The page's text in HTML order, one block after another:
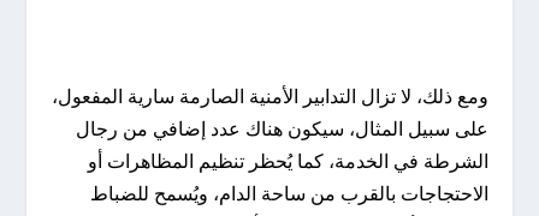
ومع ذلك، لا تزال التدابير الأمنية الصارمة سارية المفعول،
على سبيل المثال، سيكون هناك عدد إضافي من رجال
الشرطة في الخدمة، كما يُحظر تنظيم المظاهرات أو
الاحتجاجات بالقرب من ساحة الدام، ويُسمح للضباط